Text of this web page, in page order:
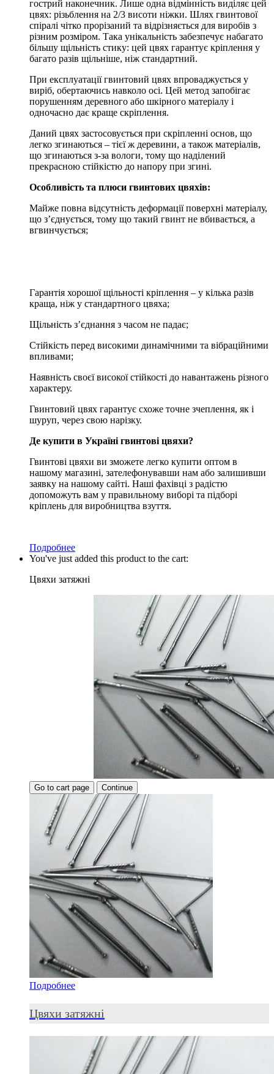
гострий наконечник. Лише одна відмінність виділяє цей
цвях: різьблення на 2/3 висоти ніжки. Шлях гвинтової
спіралі чітко прорізаний та відрізняється для виробів з
різним розміром. Така унікальність забезпечує набагато
більшу щільність стику: цей цвях гарантує кріплення у
багато разів щільніше, ніж стандартний.
При експлуатації гвинтовий цвях впроваджується у
виріб, обертаючись навколо осі. Цей метод запобігає
порушенням деревного або шкірного матеріалу і
одночасно дає краще скріплення.
Даний цвях застосовується при скріпленні основ, що
легко згинаються – тієї ж деревини, а також матеріалів,
що згинаються з-за вологи, тому що наділений
прекрасною стійкістю до напору при згині.
Особливість та плюси гвинтових цвяхів:
Майже повна відсутність деформації поверхні матеріалу,
що з’єднується, тому що такий гвинт не вбивається, а
вгвинчується;
Гарантія хорошої щільності кріплення – у кілька разів
краща, ніж у стандартного цвяха;
Щільність з’єднання з часом не падає;
Стійкість перед високими динамічними та вібраційними
впливами;
Наявність своєї високої стійкості до навантажень різного
характеру.
Гвинтовий цвях гарантує схоже точне зчеплення, як і
шуруп, через свою нарізку.
Де купити в Україні гвинтові цвяхи?
Гвинтові цвяхи ви зможете легко купити оптом в
нашому магазині, зателефонувавши нам або залишивши
заявку на нашому сайті. Наші фахівці з радістю
допоможуть вам у правильному виборі та підборі
кріплень для виробництва взуття.
Подробнее
You've just added this product to the cart:
Цвяхи затяжні
Go to cart page Continue
Подробнее
Цвяхи затяжні